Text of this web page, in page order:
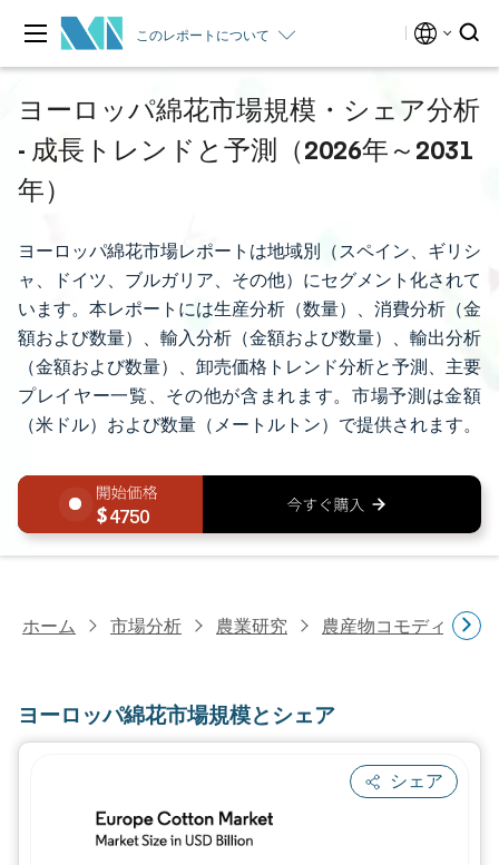
このレポートについて
ヨーロッパ綿花市場規模・シェア分析
- 成長トレンドと予測（2026年～2031
年）
ヨーロッパ綿花市場レポートは地域別（スペイン、ギリシ
ャ、ドイツ、ブルガリア、その他）にセグメント化されて
います。本レポートには生産分析（数量）、消費分析（金
額および数量）、輸入分析（金額および数量）、輸出分析
（金額および数量）、卸売価格トレンド分析と予測、主要
プレイヤー一覧、その他が含まれます。市場予測は金額
（米ドル）および数量（メートルトン）で提供されます。
4750
ホーム 市場分析 農業研究 農産物コモディティ
ヨーロッパ綿花市場規模とシェア
シェア